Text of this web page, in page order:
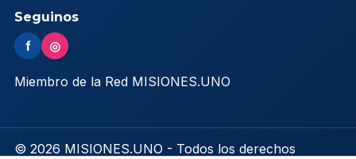
Seguinos
f ◎
Miembro de la Red MISIONES.UNO
© 2026 MISIONES.UNO - Todos los derechos